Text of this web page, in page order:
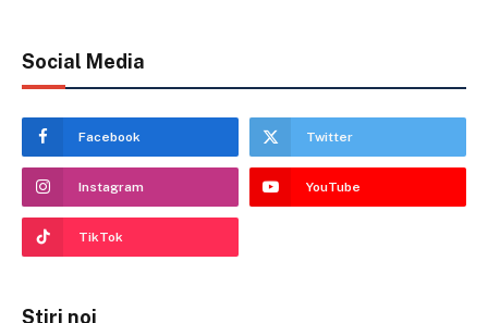
Social Media
Facebook Twitter
Instagram YouTube
TikTok
Stiri noi